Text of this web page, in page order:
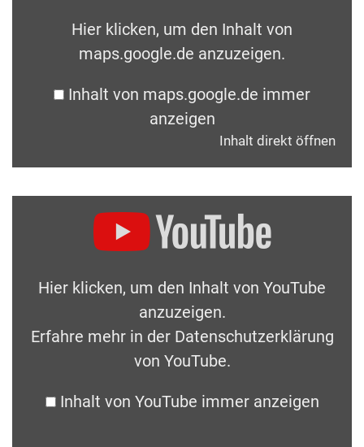
Hier klicken, um den Inhalt von
maps.google.de anzuzeigen.
Inhalt von maps.google.de immer
anzeigen
Inhalt direkt öffnen
Hier klicken, um den Inhalt von YouTube
anzuzeigen.
Erfahre mehr in der Datenschutzerklärung
von YouTube.
Inhalt von YouTube immer anzeigen